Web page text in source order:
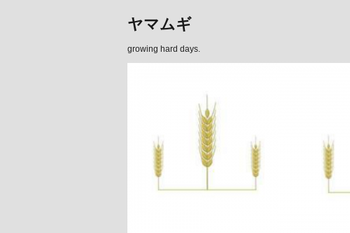
ヤマムギ
growing hard days.